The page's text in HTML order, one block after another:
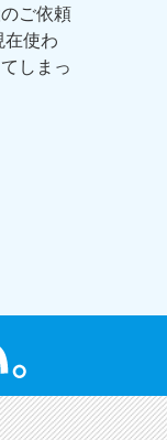
ご依頼
使わ
しまっ